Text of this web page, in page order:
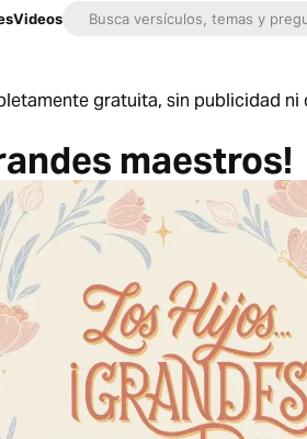
Videos
gratuita, sin publicidad
maestros!